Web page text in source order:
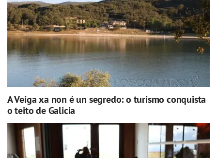
A Veiga xa non é un segredo: o turismo conquista
o teito de Galicia